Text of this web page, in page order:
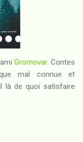
Gromovar. Contes
mal connue et
là de quoi satisfaire